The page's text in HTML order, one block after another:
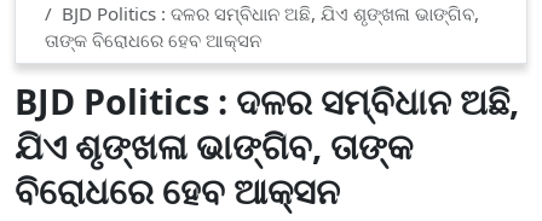
BJD Politics : ଦଳର ସମ୍ବିଧାନ ଅଛି, ଯିଏ ଶୃଙ୍ଖଳା ଭାଙ୍ଗିବ,
ତାଙ୍କ ବିରୋଧରେ ହେବ ଆକ୍ସନ
BJD Politics : ଦଳର ସମ୍ବିଧାନ ଅଛି,
ଯିଏ ଶୃଙ୍ଖଳା ଭାଙ୍ଗିବ, ତାଙ୍କ
ବିରୋଧରେ ହେବ ଆକ୍ସନ